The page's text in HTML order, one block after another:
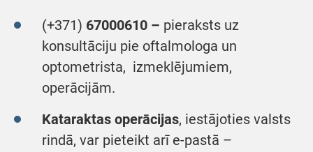
(+371) 67000610 – pieraksts uz
konsultāciju pie oftalmologa un
optometrista, izmeklējumiem,
operācijām.
Kataraktas operācijas, iestājoties valsts
rindā, var pieteikt arī e-pastā –